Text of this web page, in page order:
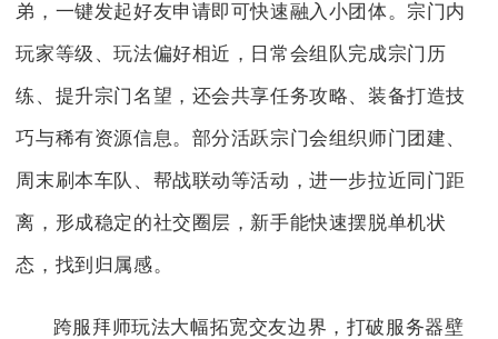
弟，一键发起好友申请即可快速融入小团体。宗门内
玩家等级、玩法偏好相近，日常会组队完成宗门历
练、提升宗门名望，还会共享任务攻略、装备打造技
巧与稀有资源信息。部分活跃宗门会组织师门团建、
周末刷本车队、帮战联动等活动，进一步拉近同门距
离，形成稳定的社交圈层，新手能快速摆脱单机状
态，找到归属感。
跨服拜师玩法大幅拓宽交友边界，打破服务器壁